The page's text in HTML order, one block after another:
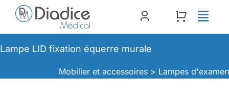
Passer
contenu
Lampe LID fixation équerre murale
Mobilier et accessoires > Lampes d'examen